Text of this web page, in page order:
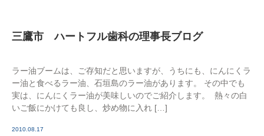
三鷹市 ハートフル歯科の理事長ブログ
ラー油ブームは、ご存知だと思いますが、うちにも、にんにくラ
ー油と食べるラー油、石垣島のラー油があります。 その中でも
実は、にんにくラー油が美味しいのでご紹介します。 熱々の白
いご飯にかけても良し、炒め物に入れ […]
2010.08.17